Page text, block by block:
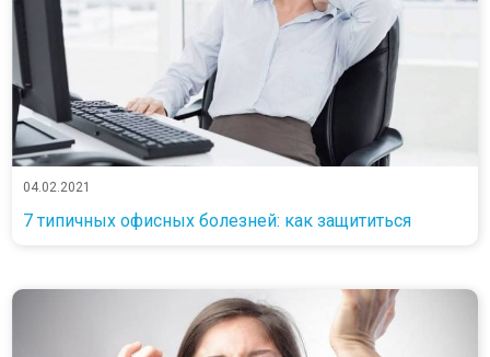
04.02.2021
7 типичных офисных болезней: как защититься